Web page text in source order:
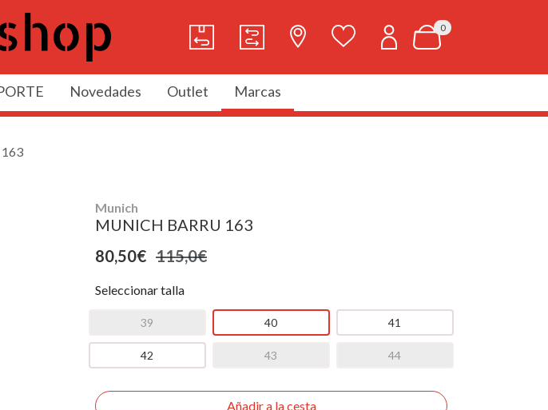
0
Novedades Outlet Marcas
Munich
MUNICH BARRU 163
80,50€ 115,0€
Seleccionar talla
39 40 41
42 43 44